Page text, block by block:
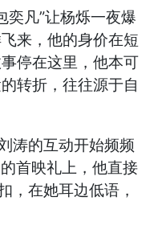
奕凡”让杨烁一夜爆
来，他的身价在短
停在这里，他本可
转折，往往源于自
涛的互动开始频频
首映礼上，他直接
，在她耳边低语，